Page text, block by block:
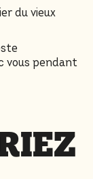
du vieux
vous pendant